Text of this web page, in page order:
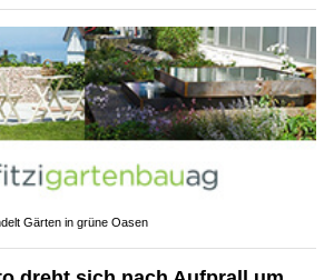
Gärten in grüne Oasen